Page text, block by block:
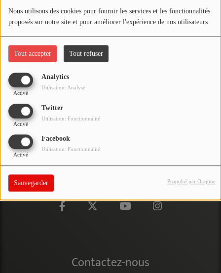
Nous utilisons des cookies pour fournir les services et les fonctionnalités
proposés sur notre site et pour améliorer l'expérience de nos utilisateurs.
Tout accepter Tout refuser
Analytics
Activé
Utilisation: Analyse
Twitter
Activé
Utilisation: Fonctionnalité
Facebook
Activé
Utilisation: Fonctionnalité
Sauvegarder Propulsé par Orejime
PHOTOS
ANNONCEURS & ESPACE PRO
VOTRE PUBLICITÉ SUR PONTACQ RADIO
LOCATION DE STUDIOS
ÉDUCATION AUX MÉDIAS ET À
L'INFORMATION
EN QUOI ÇA CONSISTE ?
PARTICIPEZ
JEUX CONCOURS
Télécharger le podcast
novembre 2019 !
Contactez-nous